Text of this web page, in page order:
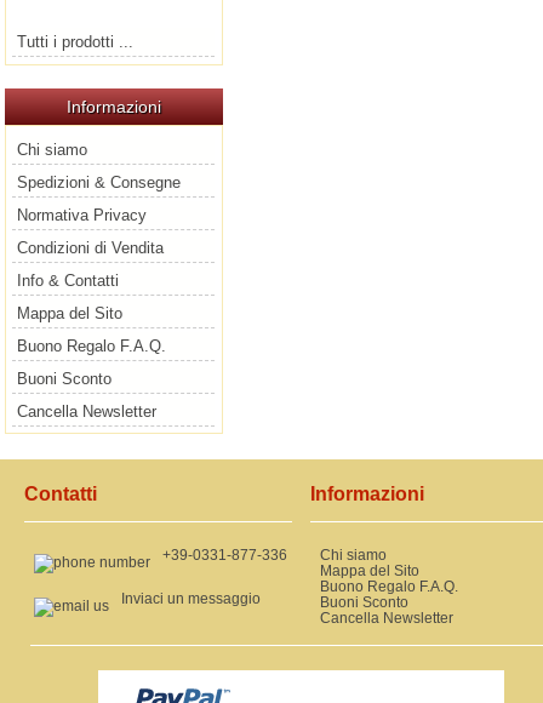
Tutti i prodotti ...
Informazioni
Chi siamo
Spedizioni & Consegne
Normativa Privacy
Condizioni di Vendita
Info & Contatti
Mappa del Sito
Buono Regalo F.A.Q.
Buoni Sconto
Cancella Newsletter
Contatti
+39-0331-877-336
Inviaci un messaggio
Informazioni
Chi siamo
Mappa del Sito
Buono Regalo F.A.Q.
Buoni Sconto
Cancella Newsletter